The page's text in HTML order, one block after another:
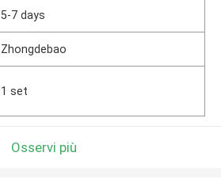
5-7 days
Zhongdebao
1 set
Osservi più